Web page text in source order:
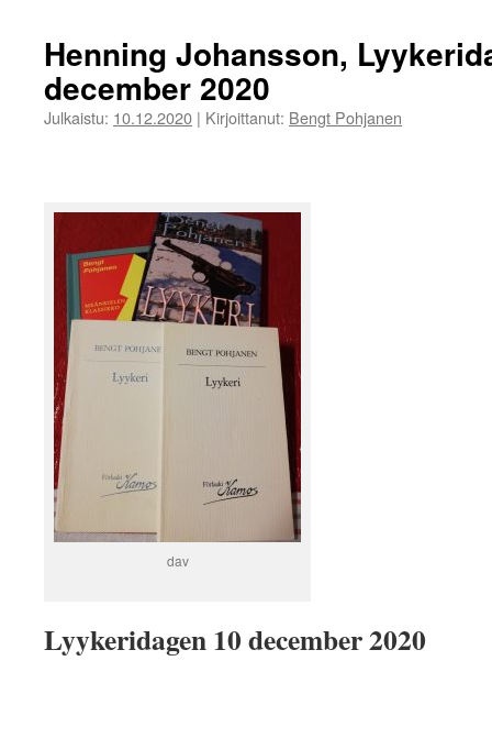
Henning Johansson,
december 2020
Julkaistu: 10.12.2020 | Kirjoittanut: Bengt Pohjanen
dav
Lyykeridagen 10 december 2020